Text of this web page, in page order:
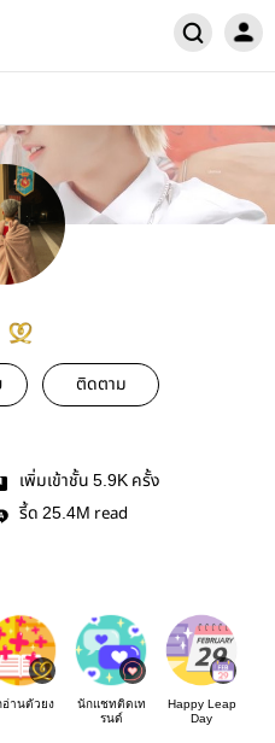
ติดตาม
เพิ่มเข้าชั้น 5.9K ครั้ง
รี้ด 25.4M read
านตัวยง
นักแชทติดเท
รนด์
Happy Leap
Day